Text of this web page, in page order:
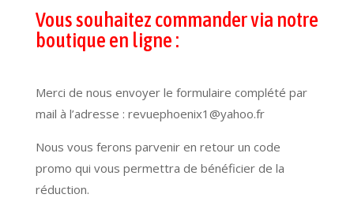
Vous souhaitez commander via notre
boutique en ligne :
Merci de nous envoyer le formulaire complété par
mail à l’adresse : revuephoenix1@yahoo.fr
Nous vous ferons parvenir en retour un code
promo qui vous permettra de bénéficier de la
réduction.